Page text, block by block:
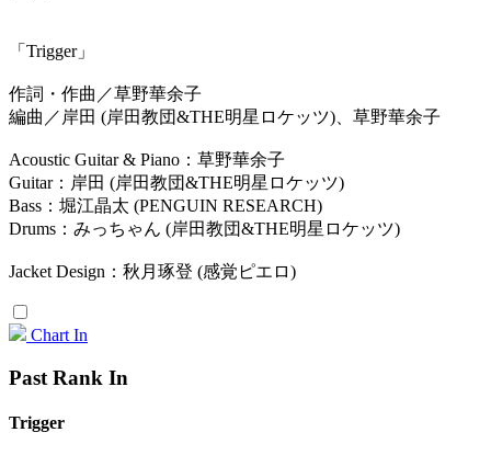
「Trigger」
作詞・作曲／草野華余子
編曲／岸田 (岸田教団&THE明星ロケッツ)、草野華余子
Acoustic Guitar & Piano：草野華余子
Guitar：岸田 (岸田教団&THE明星ロケッツ)
Bass：堀江晶太 (PENGUIN RESEARCH)
Drums：みっちゃん (岸田教団&THE明星ロケッツ)
Jacket Design：秋月琢登 (感覚ピエロ)
Chart In
Past Rank In
Trigger